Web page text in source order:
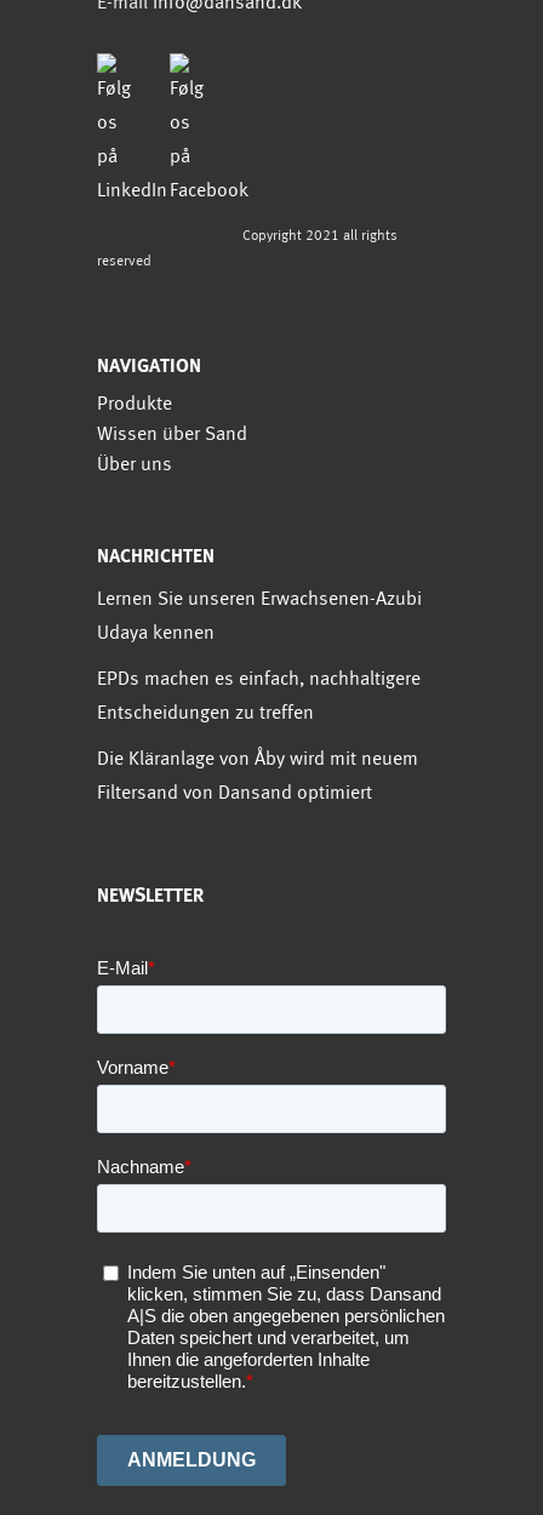
Copyright 2021 all rights
reserved
NAVIGATION
Produkte
Wissen über Sand
Über uns
NACHRICHTEN
Lernen Sie unseren Erwachsenen-Azubi
Udaya kennen
EPDs machen es einfach, nachhaltigere
Entscheidungen zu treffen
Die Kläranlage von Åby wird mit neuem
Filtersand von Dansand optimiert
NEWSLETTER